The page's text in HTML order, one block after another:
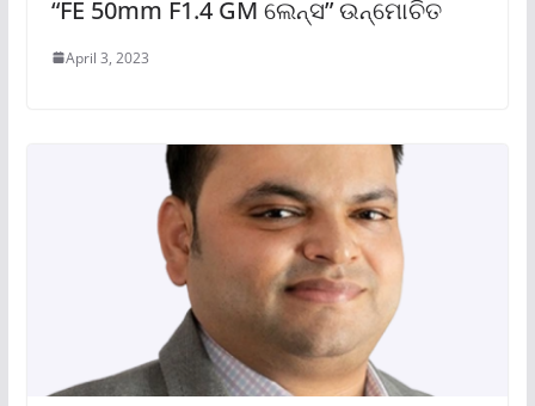
“FE 50mm F1.4 GM ଲେନ୍‌ସ” ଉନ୍ମୋଚିତ
April 3, 2023